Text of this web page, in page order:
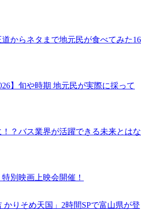
道からネタまで地元民が食べてみた16
】旬や時期 地元民が実際に採って
？バス業界が活躍できる未来とはな
別映画上映会開催！
かりそめ天国」2時間SPで富山県が登